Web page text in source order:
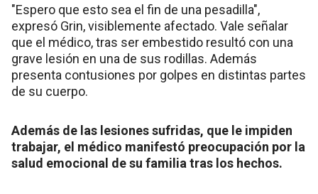
"Espero que esto sea el fin de una pesadilla",
expresó Grin, visiblemente afectado. Vale señalar
que el médico, tras ser embestido resultó con una
grave lesión en una de sus rodillas. Además
presenta contusiones por golpes en distintas partes
de su cuerpo.
Además de las lesiones sufridas, que le impiden
trabajar, el médico manifestó preocupación por la
salud emocional de su familia tras los hechos.